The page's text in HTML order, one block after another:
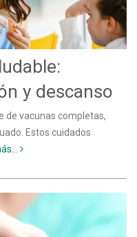
y descanso
de vacunas completas,
Estos cuidados